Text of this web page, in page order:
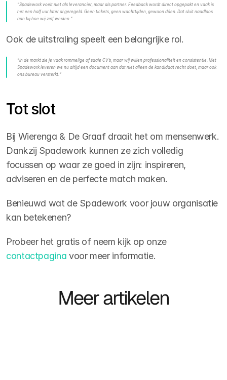
“Spadework voelt niet als leverancier, maar als partner. Feedback wordt direct opgepakt en vaak is
het een half uur later al geregeld. Geen tickets, geen wachttijden, gewoon dóen. Dat sluit naadloos
aan bij hoe wij zelf werken.”
Ook de uitstraling speelt een belangrijke rol.
“In de markt zie je vaak rommelige of saaie CV’s, maar wij willen professionaliteit en consistentie. Met
Spadework leveren we nu altijd een document aan dat niet alleen de kandidaat recht doet, maar ook
ons bureau versterkt.”
Tot slot
Bij Wierenga & De Graaf draait het om mensenwerk.
Dankzij Spadework kunnen ze zich volledig
focussen op waar ze goed in zijn: inspireren,
adviseren en de perfecte match maken.
Benieuwd wat de Spadework voor jouw organisatie
kan betekenen?
Probeer het gratis of neem kijk op onze
contactpagina voor meer informatie.
Meer artikelen